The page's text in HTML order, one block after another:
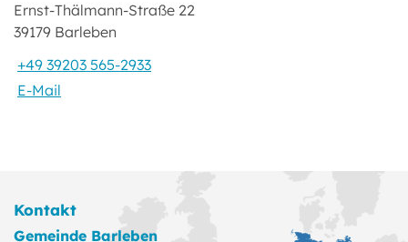
Ernst-Thälmann-Straße 22
39179 Barleben
+49 39203 565-2933
E-Mail
Kontakt
Gemeinde Barleben